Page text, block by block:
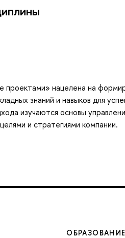
проектами» нацелена на
знаний и навыков для
изучаются основы
и стратегиями компании.
ОБРАЗОВАНИЕ